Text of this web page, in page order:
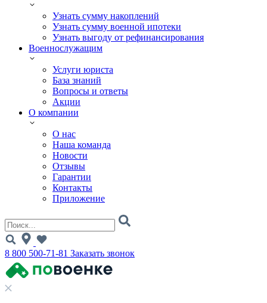
Узнать сумму накоплений
Узнать сумму военной ипотеки
Узнать выгоду от рефинансирования
Военнослужащим
Услуги юриста
База знаний
Вопросы и ответы
Акции
О компании
О нас
Наша команда
Новости
Отзывы
Гарантии
Контакты
Приложение
8 800 500-71-81 Заказать звонок